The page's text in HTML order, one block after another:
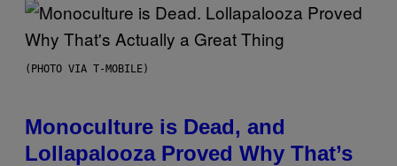
(PHOTO VIA T-MOBILE)
Monoculture is Dead, and
Lollapalooza Proved Why That’s